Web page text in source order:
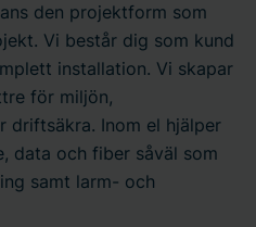
den projektform som
Vi består dig som kund
installation. Vi skapar
för miljön,
driftsäkra. Inom el hjälper
data och fiber såväl som
samt larm- och